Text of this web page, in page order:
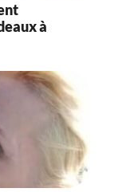
à